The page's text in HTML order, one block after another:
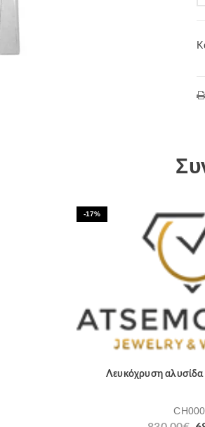
-17%
Λευκόχρυση αλυσίδα